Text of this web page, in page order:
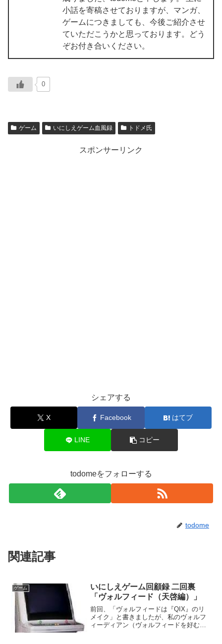
小話を寄稿させておりますが、マンガ、
ゲームにつきましても、今後ご紹介させ
ていただこうかと思っております。どう
ぞお付き合いください。
0
ゲーム いにしえゲーム血風録 トドメ氏
スポンサーリンク
シェアする
X Facebook はてブ
LINE コピー
todomeをフォローする
todome
関連記事
ゲーム
いにしえゲーム回顧録 二回裏
「ヴォルフィード（天啓編）」
前回、「ヴォルフィードは『QIX』のリ
メイク」と書きましたが、私のヴォルフ
ィーディアン（ヴォルフィードを好む